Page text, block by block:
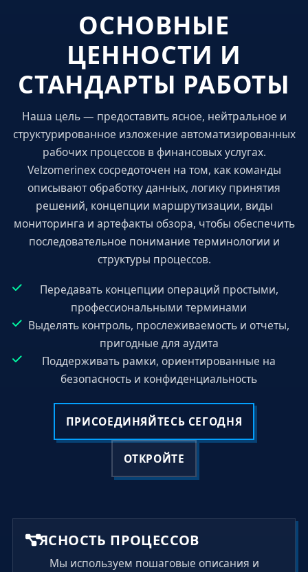
ОСНОВНЫЕ
ЦЕННОСТИ И
СТАНДАРТЫ РАБОТЫ
Наша цель — предоставить ясное, нейтральное и
структурированное изложение автоматизированных
рабочих процессов в финансовых услугах.
Velzomerinex сосредоточен на том, как команды
описывают обработку данных, логику принятия
решений, концепции маршрутизации, виды
мониторинга и артефакты обзора, чтобы обеспечить
последовательное понимание терминологии и
структуры процессов.
Передавать концепции операций простыми,
профессиональными терминами
Выделять контроль, прослеживаемость и отчеты,
пригодные для аудита
Поддерживать рамки, ориентированные на
безопасность и конфиденциальность
ПРИСОЕДИНЯЙТЕСЬ СЕГОДНЯ
ОТКРОЙТЕ
ЯСНОСТЬ ПРОЦЕССОВ
Мы используем пошаговые описания и